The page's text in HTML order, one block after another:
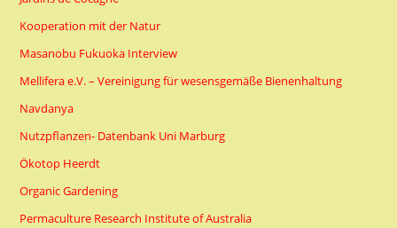
Kooperation mit der Natur
Masanobu Fukuoka Interview
Mellifera e.V. – Vereinigung für wesensgemäße Bienenhaltung
Navdanya
Nutzpflanzen- Datenbank Uni Marburg
Ökotop Heerdt
Organic Gardening
Permaculture Research Institute of Australia